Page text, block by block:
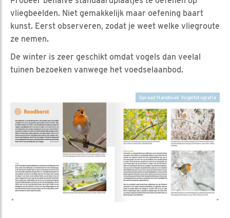
vliegbeelden. Niet gemakkelijk maar oefening baart
kunst. Eerst observeren, zodat je weet welke vliegroute
ze nemen.
De winter is zeer geschikt omdat vogels dan veelal
tuinen bezoeken vanwege het voedselaanbod.
Spread Handboek Vogelfotografie